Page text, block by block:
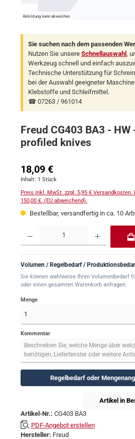
Abbildung kann abweichen
Sie suchen nach dem passenden
Nutzen Sie unsere Schnellauswahl ,
Werkzeug schnell und einfach
Technische Unterstützung für
bei der Auswahl geeigneter
Klebstoffe und Schleifmittel.
☎ 07263 / 961014
Freud CG403 BA3 -
profiled knives
Regulärer Preis:
18,09 €
Inhalt: 1 Stück
Preis inkl. MwSt. zzgl. 5,95 €
150,00 €. (EU abweichend).
Bestellbar, versandfertig in ca. 10
Volumen / Regelbedarf /
Sie können wahlweise Ihren Volumenbedarf
oder einen gesamten Warenkorb anfragen.
Menge
Kommentar
Regelbedarf oder
Artikel in
Artikel-Nr.: CG403 BA3
PDF-Angebot erstellen
Hersteller: Freud